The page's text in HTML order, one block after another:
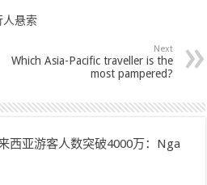
人悬索
Next
Which Asia-Pacific traveller is the
most pampered?
西亚游客人数突破4000万：Nga